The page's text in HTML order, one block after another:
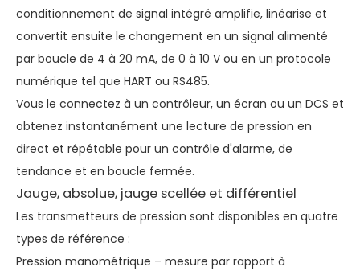
conditionnement de signal intégré amplifie, linéarise et
convertit ensuite le changement en un signal alimenté
par boucle de 4 à 20 mA, de 0 à 10 V ou en un protocole
numérique tel que HART ou RS485.
Vous le connectez à un contrôleur, un écran ou un DCS et
obtenez instantanément une lecture de pression en
direct et répétable pour un contrôle d'alarme, de
tendance et en boucle fermée.
Jauge, absolue, jauge scellée et différentiel
Les transmetteurs de pression sont disponibles en quatre
types de référence :
Pression manométrique – mesure par rapport à